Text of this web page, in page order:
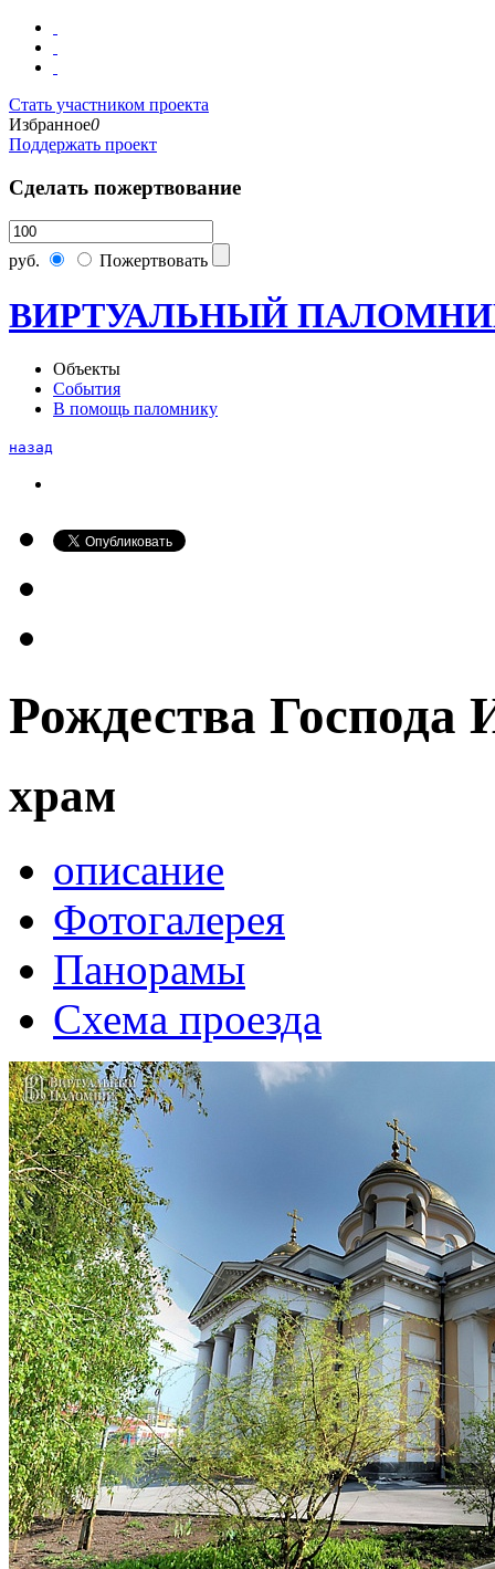
Стать участником проекта
Избранное0
Поддержать проект
Сделать пожертвование
руб. Пожертвовать
ВИРТУАЛЬНЫЙ
Объекты
События
В помощь паломнику
назад
Рождества Господа
храм
описание
Фотогалерея
Панорамы
Схема проезда